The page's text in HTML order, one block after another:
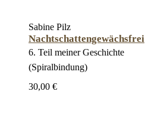
Sabine Pilz
Nachtschattengewächsfrei
6. Teil meiner Geschichte
(Spiralbindung)
30,00 €